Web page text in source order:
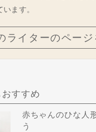
ます。
ライターのページ
すすめ
赤ちゃんのひな人
う